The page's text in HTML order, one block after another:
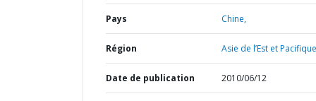
Pays Chine,
Région Asie de l’Est et
Date de publication 2010/06/12